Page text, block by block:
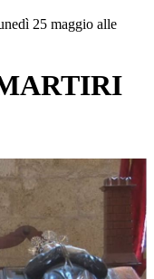
25 maggio alle